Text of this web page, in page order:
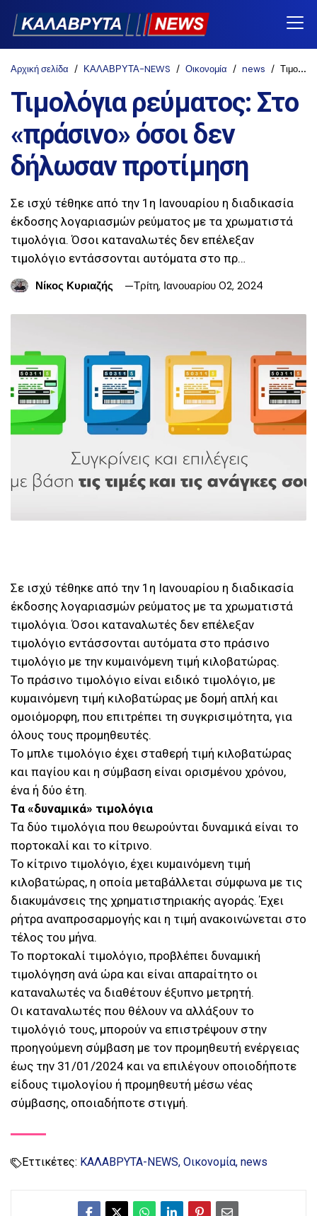
Αρχική σελίδα ΚΑΛΑΒΡΥΤΑ-NEWS Οικονομία news Τιμολόγια ρεύματος: Στο «πράσινο» όσοι δεν δήλωσαν προτίμηση
Τιμολόγια ρεύματος: Στο
«πράσινο» όσοι δεν
δήλωσαν προτίμηση
Σε ισχύ τέθηκε από την 1η Ιανουαρίου η διαδικασία
έκδοσης λογαριασμών ρεύματος με τα χρωματιστά
τιμολόγια. Όσοι καταναλωτές δεν επέλεξαν
τιμολόγιο εντάσσονται αυτόματα στο πρ…
Νίκος Κυριαζής
Τρίτη, Ιανουαρίου 02, 2024
Σε ισχύ τέθηκε από την 1η Ιανουαρίου η διαδικασία
έκδοσης λογαριασμών ρεύματος με τα χρωματιστά
τιμολόγια. Όσοι καταναλωτές δεν επέλεξαν
τιμολόγιο εντάσσονται αυτόματα στο πράσινο
τιμολόγιο με την κυμαινόμενη τιμή κιλοβατώρας.
Το πράσινο τιμολόγιο είναι ειδικό τιμολόγιο, με
κυμαινόμενη τιμή κιλοβατώρας με δομή απλή και
ομοιόμορφη, που επιτρέπει τη συγκρισιμότητα, για
όλους τους προμηθευτές.
Το μπλε τιμολόγιο έχει σταθερή τιμή κιλοβατώρας
και παγίου και η σύμβαση είναι ορισμένου χρόνου,
ένα ή δύο έτη.
Τα «δυναμικά» τιμολόγια
Τα δύο τιμολόγια που θεωρούνται δυναμικά είναι το
πορτοκαλί και το κίτρινο.
Το κίτρινο τιμολόγιο, έχει κυμαινόμενη τιμή
κιλοβατώρας, η οποία μεταβάλλεται σύμφωνα με τις
διακυμάνσεις της χρηματιστηριακής αγοράς. Έχει
ρήτρα αναπροσαρμογής και η τιμή ανακοινώνεται στο
τέλος του μήνα.
Το πορτοκαλί τιμολόγιο, προβλέπει δυναμική
τιμολόγηση ανά ώρα και είναι απαραίτητο οι
καταναλωτές να διαθέτουν έξυπνο μετρητή.
Οι καταναλωτές που θέλουν να αλλάξουν το
τιμολόγιό τους, μπορούν να επιστρέψουν στην
προηγούμενη σύμβαση με τον προμηθευτή ενέργειας
έως την 31/01/2024 και να επιλέγουν οποιοδήποτε
είδους τιμολογίου ή προμηθευτή μέσω νέας
σύμβασης, οποιαδήποτε στιγμή.
Εττικέτες: ΚΑΛΑΒΡΥΤΑ-NEWS Οικονομία news